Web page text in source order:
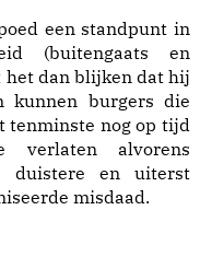
een standpunt in
(buitengaats en
het dan blijken dat hij
burgers die
tenminste nog op tijd
alvorens
duistere en uiterst
misdaad.